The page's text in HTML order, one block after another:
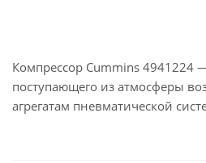
Компрессор Cummins 4941224
поступающего из атмосферы
агрегатам пневматической